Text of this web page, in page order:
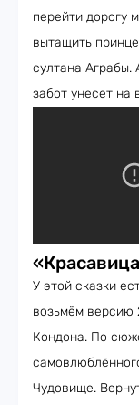
перейти дорогу
вытащить
султана Аграбы.
забот унесет на
У этой сказки
возьмём версию
Кондона. По
Чудовище.